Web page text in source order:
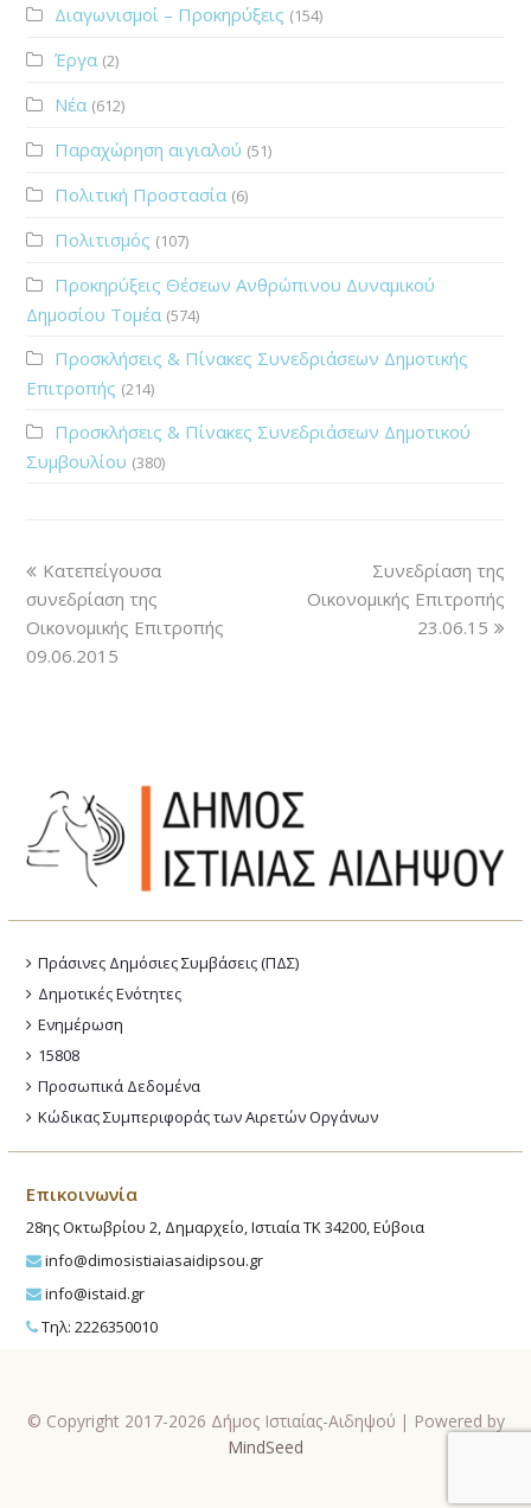
Διαγωνισμοί – Προκηρύξεις (154)
Έργα (2)
Νέα (612)
Παραχώρηση αιγιαλού (51)
Πολιτική Προστασία (6)
Πολιτισμός (107)
Προκηρύξεις Θέσεων Ανθρώπινου Δυναμικού
Δημοσίου Τομέα (574)
Προσκλήσεις & Πίνακες Συνεδριάσεων Δημοτικής
Επιτροπής (214)
Προσκλήσεις & Πίνακες Συνεδριάσεων Δημοτικού
Συμβουλίου (380)
Κατεπείγουσα
συνεδρίαση της
Οικονομικής Επιτροπής
09.06.2015
Συνεδρίαση της
Οικονομικής Επιτροπής
23.06.15
Πράσινες Δημόσιες Συμβάσεις (ΠΔΣ)
Δημοτικές Ενότητες
Ενημέρωση
15808
Προσωπικά Δεδομένα
Κώδικας Συμπεριφοράς των Αιρετών Οργάνων
Επικοινωνία
28ης Οκτωβρίου 2, Δημαρχείο, Ιστιαία ΤΚ 34200, Εύβοια
info@dimosistiaiasaidipsou.gr
info@istaid.gr
Τηλ: 2226350010
© Copyright 2017-2026 Δήμος Ιστιαίας-Αιδηψού | Powered by
MindSeed